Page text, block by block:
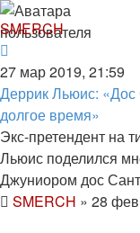
SMERCH
27 мар 2019, 21:59
Деррик Льюис: «Дос
долгое время»
Экс-претендент на
Льюис поделился
Джуниором дос
SMERCH » 28